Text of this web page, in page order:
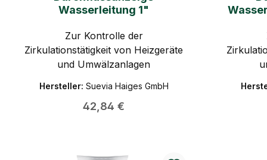
– kühl
(bis
Wasserleitung 1"
Zur Kontrolle der
Zirkulationstätigkeit von Heizgeräte
und Umwälzanlagen
Hersteller: Suevia Haiges GmbH
Regulärer Preis:
42,84 €